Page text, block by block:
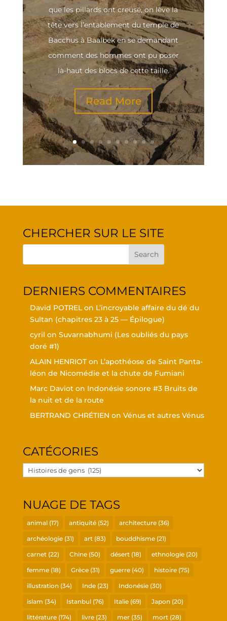
que les pillards ont creu­sé, on lève la
tête vers l’en­ta­ble­ment du temple de
Bac­chus à Baal­bek en se deman­dant
com­ment des hommes ont pu poser
là-haut des blocs de cette taille.
Read More
CHER­CHER SUR LE SITE
DER­NIERS COMMENTAIRES
David POTRELon L’in­croyable affaire du dé du
Sul­tan (cha­pitres 23 à 25 — Épilogue)
cyril on Suvar­nabhu­mi (Les oubliés du pays
doré #1)
ALAIN HENRIOTon L’a­po­théose de Saint Pan­ta­
léon de Nico­mé­die et la chute de Fumiani
Marc Davioton Indo­né­sie sonore #3 Bruits de
la nuit et de la route
BERTRAND CHRÉTIEN on Vénus et autres Vénus
CATÉ­GO­RIES
Caté­
go­
NUAGE DE TAGS
animal(17) antiquité(52) architecture(36)
archéologie(31) art(83) bouddhisme(21)
carnet(22) Chine(50) désert(18) ethnologie(20)
femme(18) Grèce(31) guerre(40) histoire(75)
illustration(34) Inde(23) Indonésie(30)
islam (34) Istanbul(76) Italie(69) Japon(20)
littérature(174) livre(23) mer(35) mort(28)